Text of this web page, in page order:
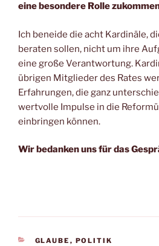
eine besondere Rolle
Ich beneide die acht Kardinäle,
beraten sollen, nicht um ihre
eine große Verantwortung.
übrigen Mitglieder des Rates
Erfahrungen, die ganz
wertvolle Impulse in die
einbringen können.
Wir bedanken uns für das
KATEGORIEN
GLAUBE , POLITIK